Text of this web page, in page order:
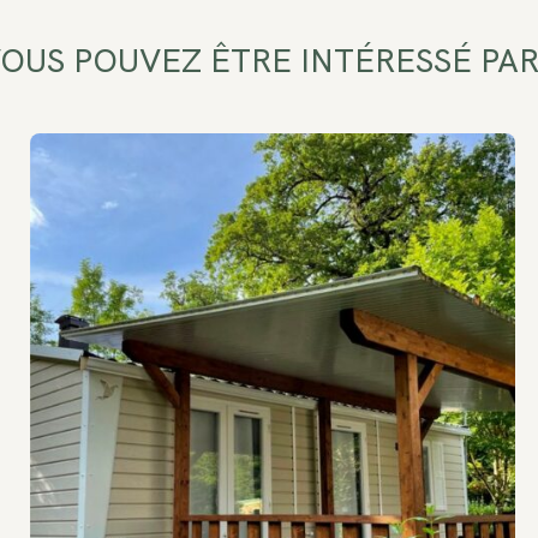
POUVEZ ÊTRE INTÉRESSÉ